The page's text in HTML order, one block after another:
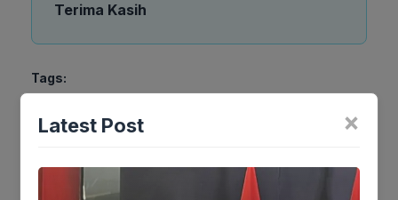
Terima Kasih
Tags:
×
Latest Post